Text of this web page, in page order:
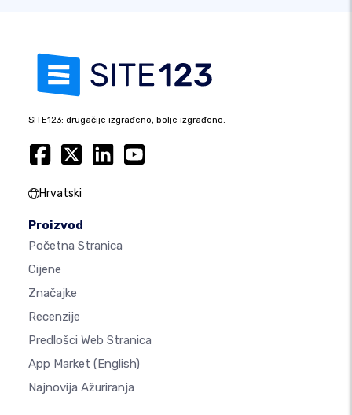
SITE123: drugačije izgrađeno, bolje izgrađeno.
Hrvatski
Proizvod
Početna Stranica
Cijene
Značajke
Recenzije
Predlošci Web Stranica
App Market (English)
Najnovija Ažuriranja